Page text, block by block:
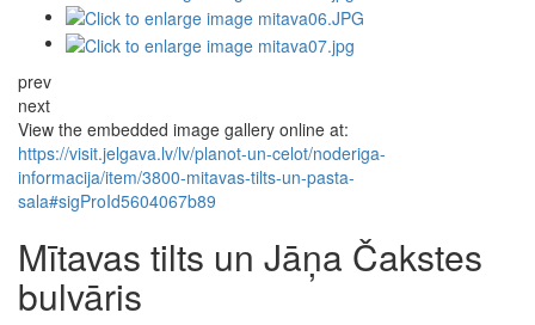
prev
next
View the embedded image gallery online at:
https://visit.jelgava.lv/lv/planot-un-celot/noderiga-
informacija/item/3800-mitavas-tilts-un-pasta-
sala#sigProId5604067b89
Mītavas tilts un Jāņa Čakstes
bulvāris